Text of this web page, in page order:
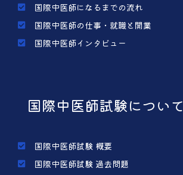
国際中医師になるまでの流れ
国際中医師の仕事・就職と開業
国際中医師インタビュー
国際中医師試験について
国際中医師試験 概要
国際中医師試験 過去問題